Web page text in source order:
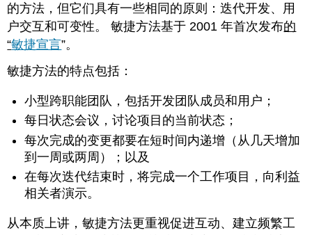
的方法，但它们具有一些相同的原则：迭代开发、用
户交互和可变性。 敏捷方法基于 2001 年首次发布的
“敏捷宣言”。
敏捷方法的特点包括：
小型跨职能团队，包括开发团队成员和用户；
每日状态会议，讨论项目的当前状态；
每次完成的变更都要在短时间内递增（从几天增加
到一周或两周）；以及
在每次迭代结束时，将完成一个工作项目，向利益
相关者演示。
从本质上讲，敏捷方法更重视促进互动、建立频繁工